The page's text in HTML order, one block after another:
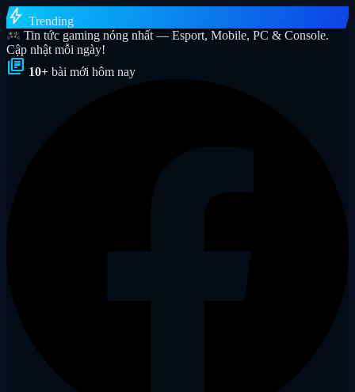
bolt Trending
Tin tức gaming nóng nhất — Esport, Mobile, PC & Console.
Cập nhật mỗi ngày!
library_books 10+ bài mới hôm nay